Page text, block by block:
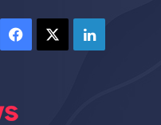
Facebook LinkedIn